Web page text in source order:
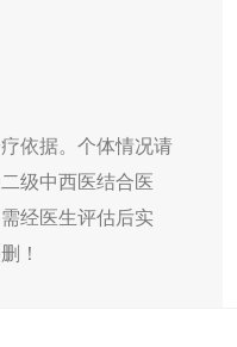
依据。个体情况请
级中西医结合医
经医生评估后实
！